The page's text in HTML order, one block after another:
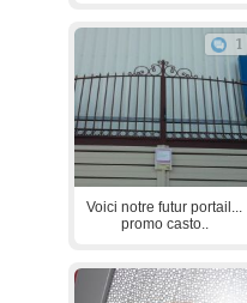
1
Voici notre futur portail...
promo casto..